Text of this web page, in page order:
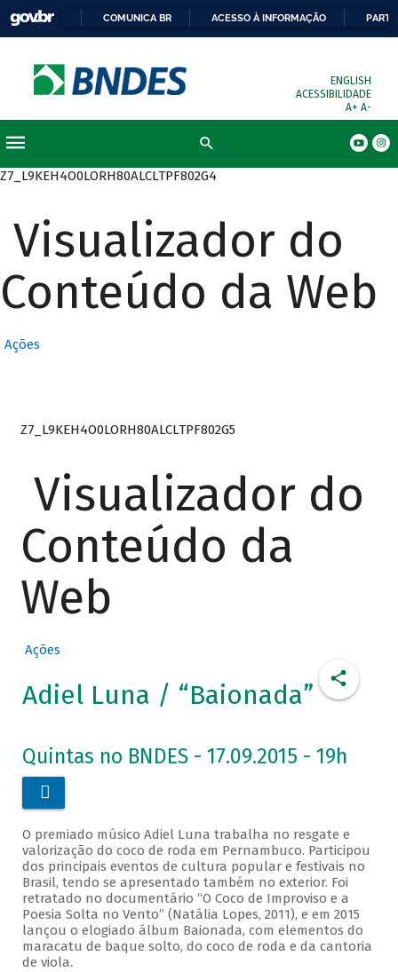
COMUNICA BR ACESSO À INFORMAÇÃO
ENGLISH
ACESSIBILIDADE
A+ A-
Z7_L9KEH4O0LORH80ALCLTPF802G4
Visualizador do
Conteúdo da Web
Ações
Z7_L9KEH4O0LORH80ALCLTPF802G5
Visualizador do
Conteúdo da
Web
Ações
Adiel Luna / “Baionada”
Quintas no BNDES - 17.09.2015 - 19h

O premiado músico Adiel Luna trabalha no resgate e
valorização do coco de roda em Pernambuco. Participou
dos principais eventos de cultura popular e festivais no
Brasil, tendo se apresentado também no exterior. Foi
retratado no documentário “O Coco de Improviso e a
Poesia Solta no Vento” (Natália Lopes, 2011), e em 2015
lançou o elogiado álbum Baionada, com elementos do
maracatu de baque solto, do coco de roda e da cantoria
de viola.